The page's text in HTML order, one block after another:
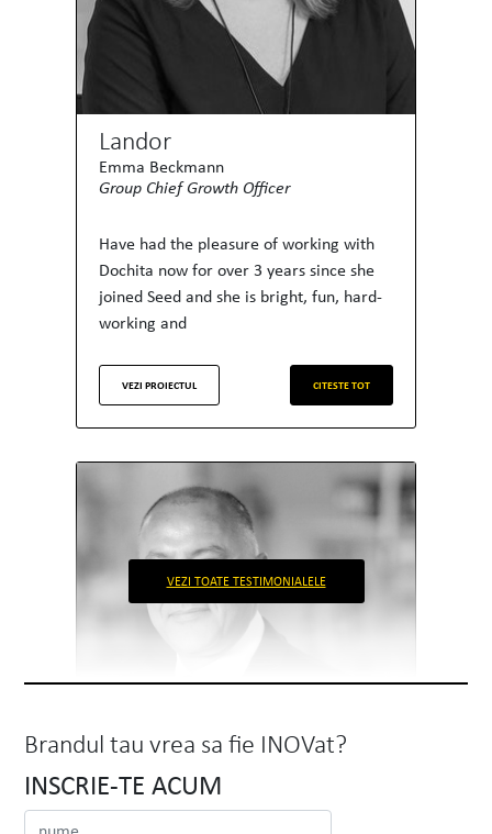
Landor
Emma Beckmann
Group Chief Growth Officer
Have had the pleasure of working with
Dochita now for over 3 years since she
joined Seed and she is bright, fun, hard-
working and
VEZI PROIECTUL CITESTE TOT
VEZI TOATE TESTIMONIALELE
Brandul tau vrea sa fie INOVat?
INSCRIE-TE ACUM